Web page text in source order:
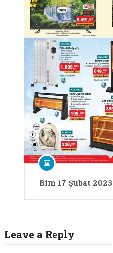
Bim 17 Şubat
Leave a Reply